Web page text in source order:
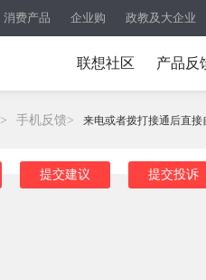
消费产品 企业购 政教及大企业
联想社区 产品反
> 手机反馈> 来电或者拨打接通后直接
提交建议 提交投诉